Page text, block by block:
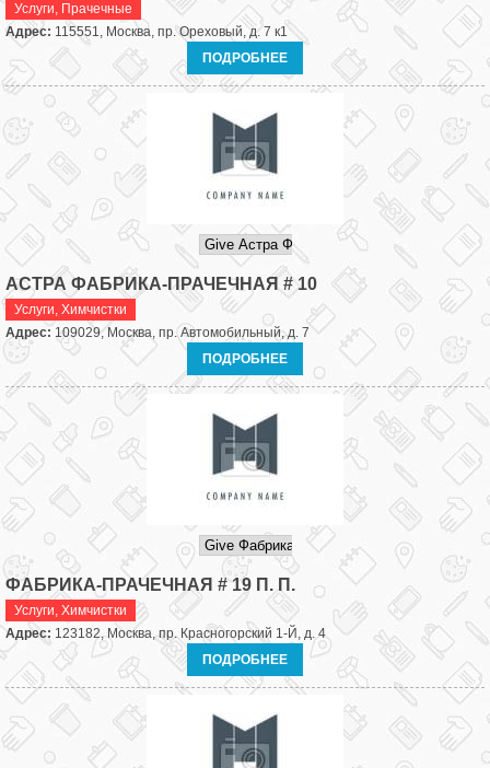
Услуги, Прачечные
Адрес: 115551, Москва, пр. Ореховый, д. 7 к1
ПОДРОБНЕЕ
АСТРА ФАБРИКА-ПРАЧЕЧНАЯ # 10
Услуги, Химчистки
Адрес: 109029, Москва, пр. Автомобильный, д. 7
ПОДРОБНЕЕ
ФАБРИКА-ПРАЧЕЧНАЯ # 19 П. П.
Услуги, Химчистки
Адрес: 123182, Москва, пр. Красногорский 1-Й, д. 4
ПОДРОБНЕЕ